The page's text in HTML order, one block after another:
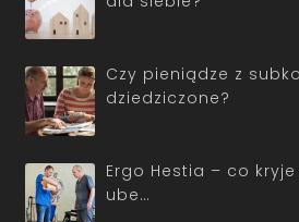
Czy pieniądze z
dziedziczone?
Ergo Hestia – co
ube…